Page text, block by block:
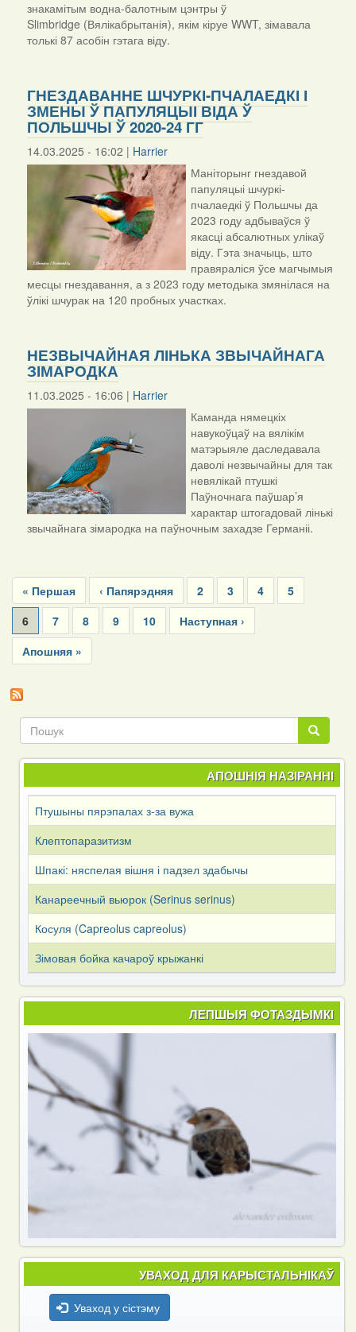
знакамітым водна-балотным цэнтры ў
Slimbridge (Вялікабрытанія), якім кіруе WWT, зімавала
толькі 87 асобін гэтага віду.
ГНЕЗДАВАННЕ ШЧУРКІ-ПЧАЛАЕДКІ І
ЗМЕНЫ Ў ПАПУЛЯЦЫІ ВІДА Ў
ПОЛЬШЧЫ Ў 2020-24 ГГ
14.03.2025 - 16:02 | Harrier
Маніторынг гнездавой
папуляцыі шчуркі-
пчалаедкі ў Польшчы да
2023 году адбываўся ў
якасці абсалютных улікаў
віду. Гэта значыць, што
правяраліся ўсе магчымыя
месцы гнездавання, а з 2023 году методыка змянілася на
ўлікі шчурак на 120 пробных участках.
НЕЗВЫЧАЙНАЯ ЛІНЬКА ЗВЫЧАЙНАГА
ЗІМАРОДКА
11.03.2025 - 16:06 | Harrier
Каманда нямецкіх
навукоўцаў на вялікім
матэрыяле даследавала
даволі незвычайны для так
невялікай птушкі
Паўночнага паўшар’я
характар штогадовай лінькі
звычайнага зімародка на паўночным захадзе Германіі.
Pagination
First
page
« Першая
Previous
page
‹ Папярэдняя Page
2 Page
3 Page
4 Page
5
Current
page
6 Page
7 Page
8 Page
9 Page
10
Next
page
Наступная ›
Last
page
Апошняя »
Пошук
Пошук
АПОШНІЯ НАЗІРАННІ
Птушыны пярэпалах з-за вужа
Клептопаразитизм
Шпакі: няспелая вішня і падзел здабычы
Канареечный вьюрок (Serinus serinus)
Косуля (Capreоlus capreоlus)
Зімовая бойка качароў крыжанкі
ЛЕПШЫЯ ФОТАЗДЫМКІ
УВАХОД ДЛЯ КАРЫСТАЛЬНІКАЎ
Уваход у сістэму